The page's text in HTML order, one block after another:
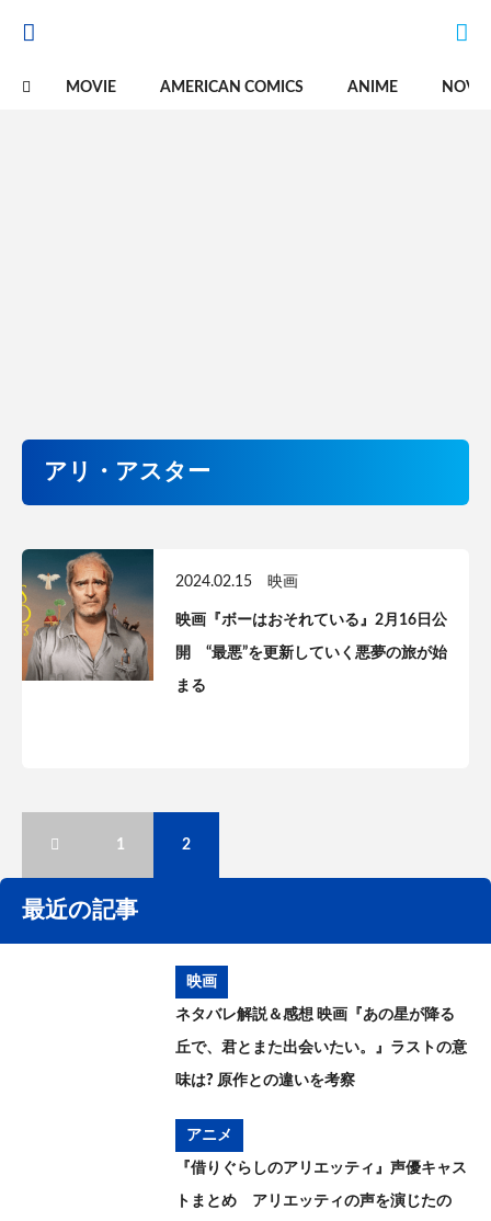
MOVIE AMERICAN COMICS ANIME
アリ・アスター
2024.02.15 映画
映画『ボーはおそれている』2月16日公
開 “最悪”を更新していく悪夢の旅が始
まる
1 2
最近の記事
映画
ネタバレ解説＆感想 映画『あの星が降る
丘で、君とまた出会いたい。』ラストの意
味は? 原作との違いを考察
アニメ
『借りぐらしのアリエッティ』声優キャス
トまとめ アリエッティの声を演じたの